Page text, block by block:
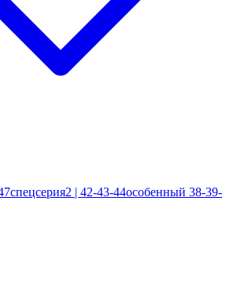
спецсерия2 | 42-43-44особенный 38-39-